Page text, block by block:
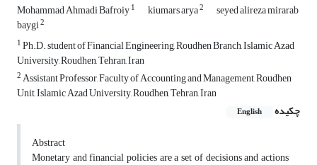
Mohammad Ahmadi Bafroiy1 kiumars arya2 seyed alireza mirarab
baygi2
1Ph.D. student of Financial Engineering, Roudhen Branch, Islamic Azad
University, Roudhen, Tehran, Iran
2Assistant Professor, Faculty of Accounting and Management, Roudhen
Unit, Islamic Azad University, Roudhen, Tehran, Iran
چکیده
English
Abstract
Monetary and financial policies are a set of decisions and actions